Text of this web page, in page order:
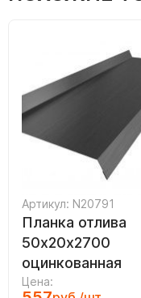
Артикул: N20791
Планка отлива
50х20х2700
оцинкованная
Цена: